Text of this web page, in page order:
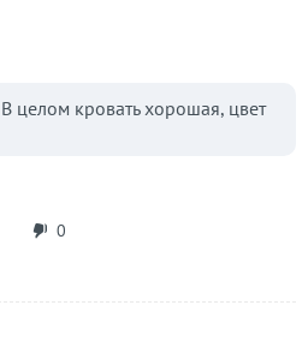
В целом кровать хорошая, цвет
0